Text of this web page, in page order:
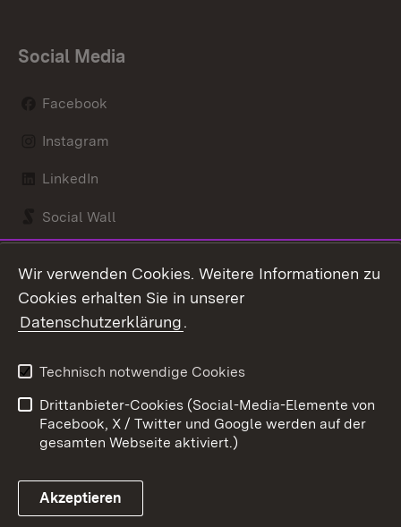
Social Media
Facebook
Instagram
LinkedIn
Social Wall
Link zum Landesportal
Kontakt
Barrierefreiheit
Impressum
Cookies
Wir verwenden Cookies. Weitere Informationen zu
Cookies erhalten Sie in unserer
Datenschutzerklärung.
Technisch notwendige Cookies
Drittanbieter-Cookies (Social-Media-Elemente von
Facebook, X / Twitter und Google werden auf der
gesamten Webseite aktiviert.)
Akzeptieren